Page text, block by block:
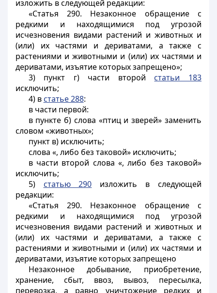
изложить в следующей редакции:
«Статья 290. Незаконное обращение с
редкими и находящимися под угрозой
исчезновения видами растений и животных и
(или) их частями и дериватами, а также с
растениями и животными и (или) их частями и
дериватами, изъятие которых запрещено»;
3) пункт г) части второй статьи 183
исключить;
4) в статье 288:
в части первой:
в пункте б) слова «птиц и зверей» заменить
словом «животных»;
пункт в) исключить;
слова «, либо без таковой» исключить;
в части второй слова «, либо без таковой»
исключить;
5) статью 290 изложить в следующей
редакции:
«Статья 290. Незаконное обращение с
редкими и находящимися под угрозой
исчезновения видами растений и животных и
(или) их частями и дериватами, а также с
растениями и животными и (или) их частями и
дериватами, изъятие которых запрещено
Незаконное добывание, приобретение,
хранение, сбыт, ввоз, вывоз, пересылка,
перевозка, а равно уничтожение редких и